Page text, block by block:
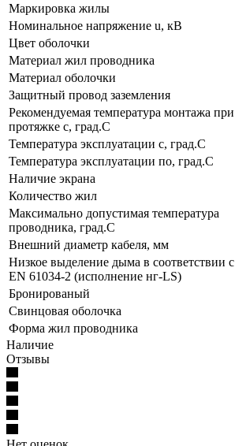
Маркировка жилы
Номинальное напряжение u, кВ
Цвет оболочки
Материал жил проводника
Материал оболочки
Защитный провод заземления
Рекомендуемая температура монтажа при
протяжке с, град.C
Температура эксплуатации с, град.C
Температура эксплуатации по, град.C
Наличие экрана
Количество жил
Максимально допустимая температура
проводника, град.C
Внешний диаметр кабеля, мм
Низкое выделение дыма в соответствии с
EN 61034-2 (исполнение нг-LS)
Бронированый
Свинцовая оболочка
Форма жил проводника
Наличие
Отзывы